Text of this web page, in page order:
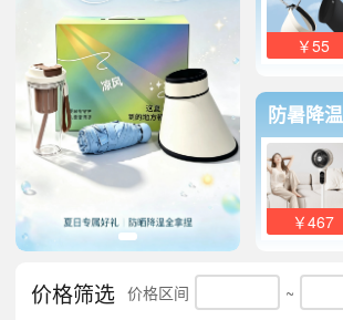
￥55
防暑降温
￥467
价格筛选 价格区间 ~